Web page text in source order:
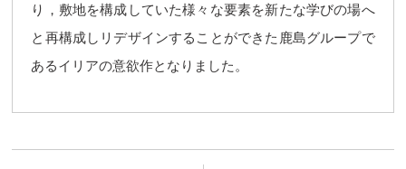
り，敷地を構成していた様々な要素を新たな学びの場へ
と再構成しリデザインすることができた鹿島グループで
あるイリアの意欲作となりました。